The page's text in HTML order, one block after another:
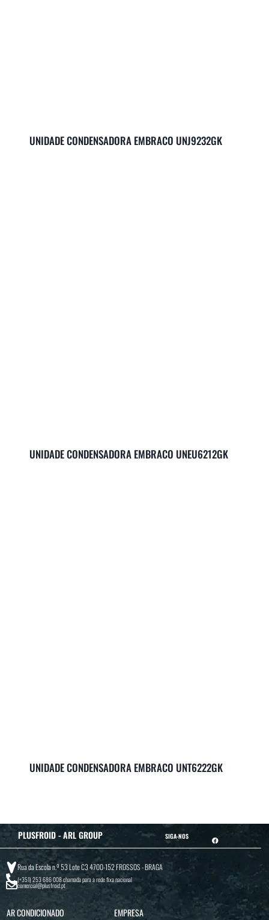
UNIDADE CONDENSADORA EMBRACO UNJ9232GK
UNIDADE CONDENSADORA EMBRACO UNEU6212GK
UNIDADE CONDENSADORA EMBRACO UNT6222GK
PLUSFROID - ARL GROUP SIGA-NOS
Rua da Escola n.º 53 Lote C3 4700-152 FROSSOS - BRAGA
(+351) 253 686 008chamada para a rede fixa nacional
comercial@plusfroid.pt
AR CONDICIONADO EMPRESA